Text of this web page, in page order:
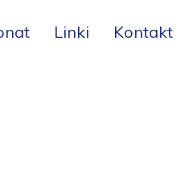
Linki Kontakt